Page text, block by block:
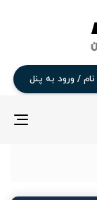
نام / ورود به پنل